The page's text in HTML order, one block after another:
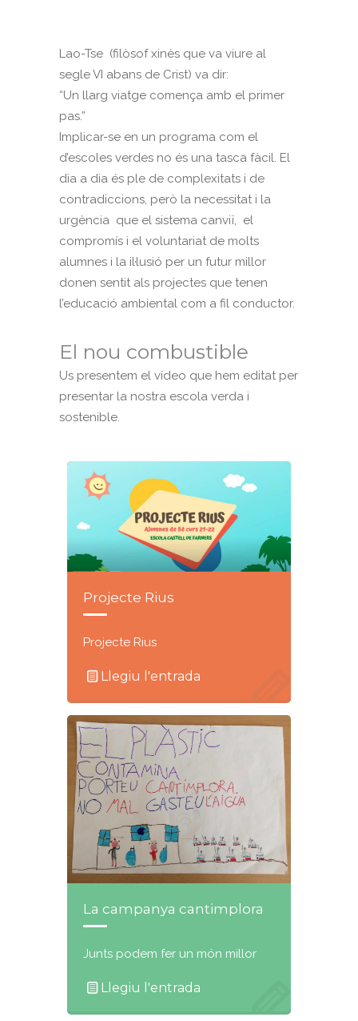
Lao-Tse (filòsof xinès que va viure al
segle VI abans de Crist) va dir:
“Un llarg viatge comença amb el primer
pas.”
Implicar-se en un programa com el
d’escoles verdes no és una tasca fàcil. El
dia a dia és ple de complexitats i de
contradiccions, però la necessitat i la
urgència que el sistema canviï, el
compromís i el voluntariat de molts
alumnes i la il·lusió per un futur millor
donen sentit als projectes que tenen
l’educació ambiental com a fil conductor.
El nou combustible
Us presentem el vídeo que hem editat per
presentar la nostra escola verda i
sostenible.
Projecte Rius
Projecte Rius
Llegiu l'entrada
La campanya cantimplora
Junts podem fer un món millor
Llegiu l'entrada